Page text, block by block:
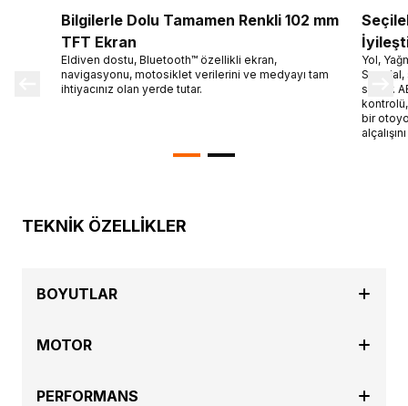
Bilgilerle Dolu Tamamen Renkli 102 mm
TFT Ekran
Eldiven dostu, Bluetooth™ özellikli ekran,
navigasyonu, motosiklet verilerini ve medyayı tam
ihtiyacınız olan yerde tutar.
Yol,
Special,
sağlar.
bir
TEKNİK ÖZELLİKLER
BOYUTLAR
MOTOR
PERFORMANS